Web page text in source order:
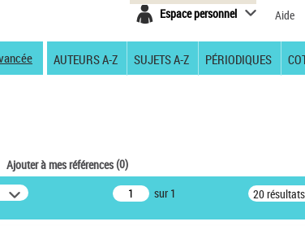
Espace personnel Aide
AUTEURS A-Z SUJETS A-Z PÉRIODIQUES
Ajouter à mes références(0)
sur 1 20